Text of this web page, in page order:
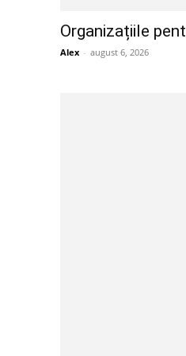
Organizațiile
Alex - august 6, 2026